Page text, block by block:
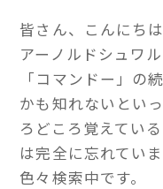
皆さん、こんにちは
アーノルドシュワ
「コマンドー」の
かも知れないとい
ろどころ覚えてい
は完全に忘れてい
色々検索中です。